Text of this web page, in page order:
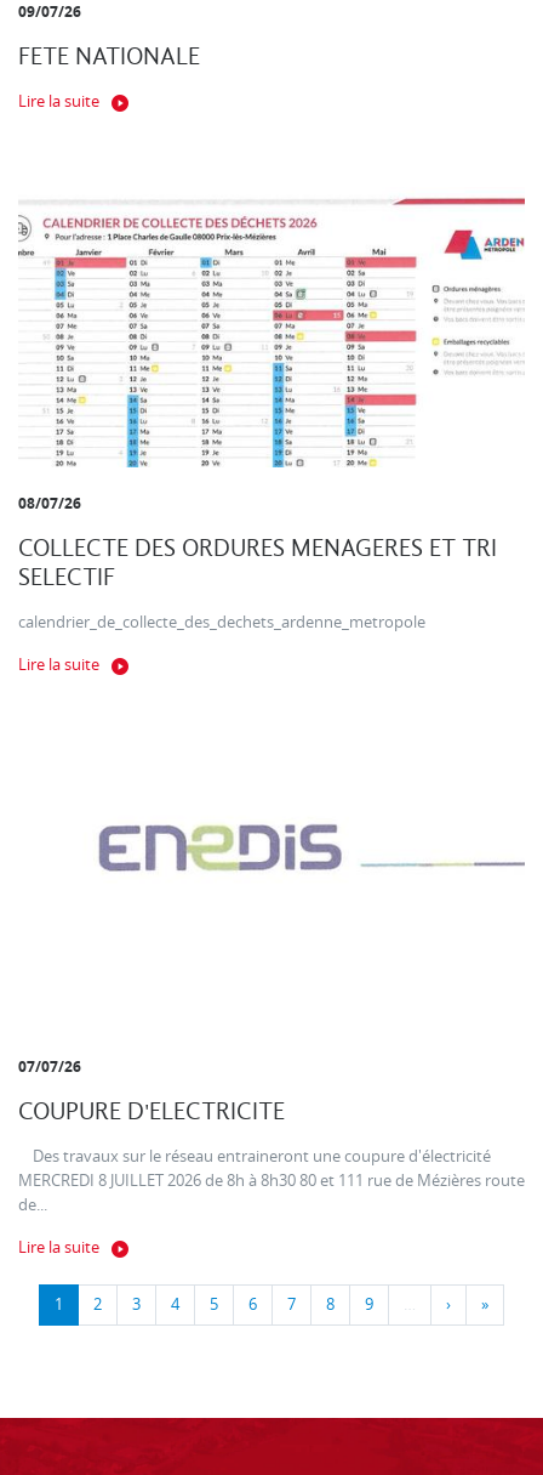
09/07/26
FETE NATIONALE
Lire la suite
08/07/26
COLLECTE DES ORDURES MENAGERES ET TRI
SELECTIF
calendrier_de_collecte_des_dechets_ardenne_metropole
Lire la suite
07/07/26
COUPURE D'ELECTRICITE
Des travaux sur le réseau entraineront une coupure d'électricité
MERCREDI 8 JUILLET 2026 de 8h à 8h30 80 et 111 rue de Mézières route
de...
Lire la suite
1 2 3 4 5 6 7 8 9 … › »